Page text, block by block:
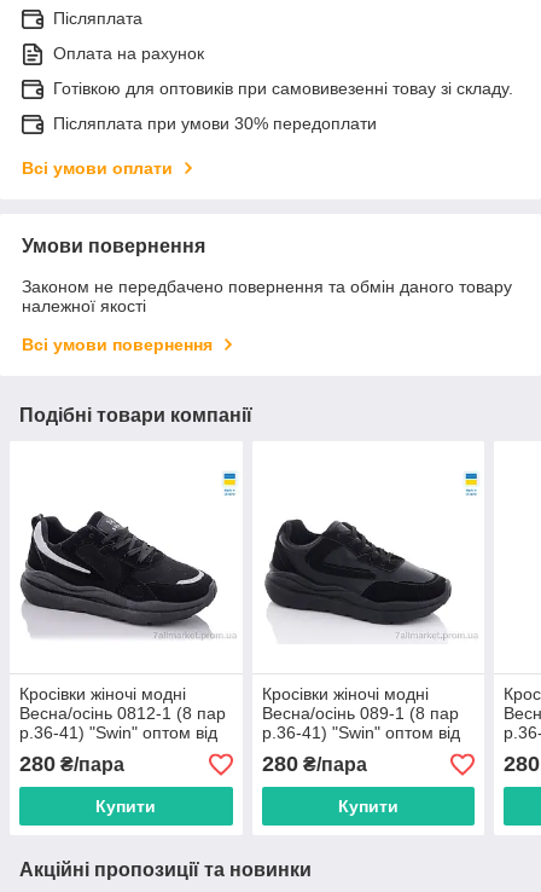
Післяплата
Оплата на рахунок
Готівкою для оптовиків при самовивезенні товау зі складу.
Післяплата при умови 30% передоплати
Всі умови оплати
Умови повернення
Законом не передбачено повернення та обмін даного товару
належної якості
Всі умови повернення
Подібні товари компанії
Кросівки жіночі модні
Весна/осінь 0812-1 (8 пар
р.36-41) "Swin" оптом від
прямого постачальника
280 ₴/пара
Купити
Кросівки жіночі модні
Весна/осінь 089-1 (8 пар
р.36-41) "Swin" оптом від
прямого постачальника
280₴/пара
Купити
280
Акційні пропозиції та новинки